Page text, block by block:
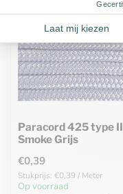
Paracord 425 type II
Smoke Grijs
€0,39
Stukprijs: €0,39 / Meter
Op voorraad